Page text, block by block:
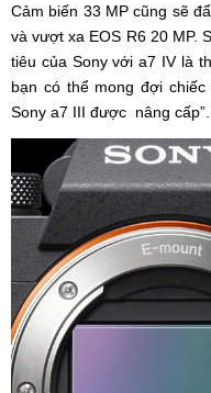
Cảm biến 33 MP cũng sẽ
và vượt xa EOS R6 20 MP.
tiêu của Sony với a7 IV là
bạn có thể mong đợi
Sony a7 III được nâng cấp”.